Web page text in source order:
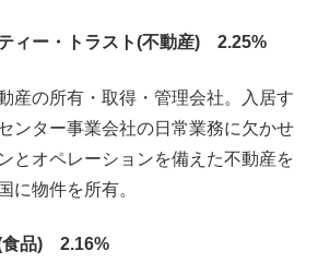
ィー・トラスト(不動産) 2.25%
産の所有・取得・管理会社。入居す
ンター事業会社の日常業務に欠かせ
とオペレーションを備えた不動産を
に物件を所有。
食品) 2.16%